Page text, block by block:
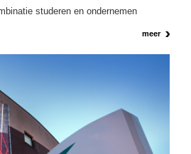
studeren en ondernemen
meer